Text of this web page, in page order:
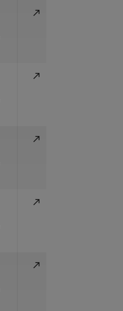
call_made
call_made
call_made
call_made
call_made